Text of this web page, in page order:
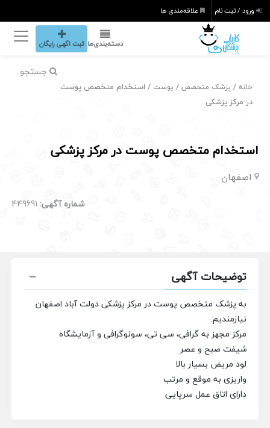
ورود / ثبت نام علاقه‌مندی ها
دسته‌بندی‌ها ثبت اگهی رایگان
جستجو
خانه / پزشک متخصص / پوست / استخدام متخصص پوست
در مرکز پزشکی
استخدام متخصص پوست در مرکز پزشکی
اصفهان
شماره آگهی: 449691
توضیحات آگهی
به پزشک متخصص پوست در مرکز پزشکی دولت آباد اصفهان
نیازمندیم.
مرکز مجهز به گرافی، سی تی، سونوگرافی و آزمایشگاه
شیفت صبح و عصر
لود مریض بسیار بالا
واریزی به موقع و مرتب
دارای اتاق عمل سرپایی